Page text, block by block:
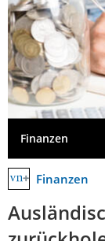
Finanzen
Finanzen